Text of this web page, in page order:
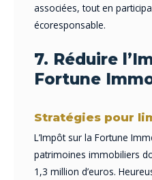
associées, tout en
écoresponsable.
7. Réduire
Fortune
Stratégies pour
L’Impôt sur la Fortune
patrimoines immobiliers
1,3 million d’euros.